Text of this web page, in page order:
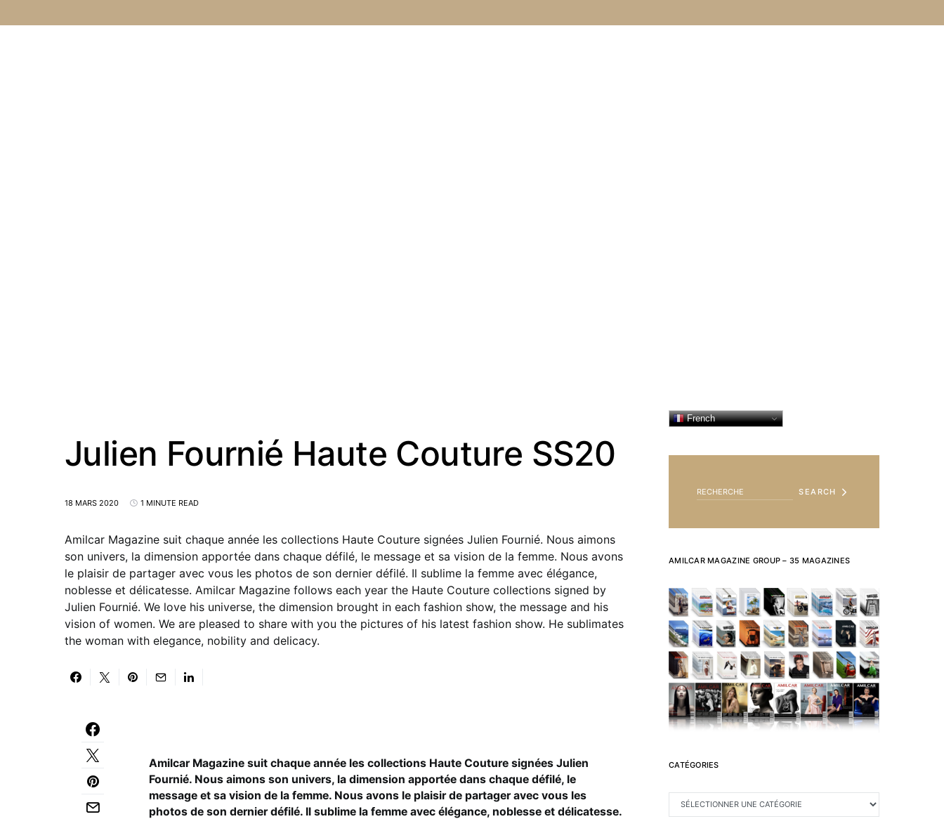
Julien Fournié Haute Couture SS20
18 MARS 2020 1 MINUTE READ
Amilcar Magazine suit chaque année les collections Haute Couture signées Julien Fournié. Nous aimons
son univers, la dimension apportée dans chaque défilé, le message et sa vision de la femme. Nous avons
le plaisir de partager avec vous les photos de son dernier défilé. Il sublime la femme avec élégance,
noblesse et délicatesse. Amilcar Magazine follows each year the Haute Couture collections signed by
Julien Fournié. We love his universe, the dimension brought in each fashion show, the message and his
vision of women. We are pleased to share with you the pictures of his latest fashion show. He sublimates
the woman with elegance, nobility and delicacy.
Amilcar Magazine suit chaque année les collections Haute Couture signées Julien
Fournié. Nous aimons son univers, la dimension apportée dans chaque défilé, le
message et sa vision de la femme. Nous avons le plaisir de partager avec vous les
photos de son dernier défilé. Il sublime la femme avec élégance, noblesse et délicatesse.
French
SEARCH
AMILCAR MAGAZINE GROUP – 35 MAGAZINES
CATÉGORIES
CATÉGORIES